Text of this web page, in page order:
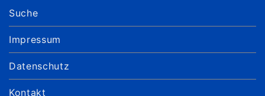
Suche
Impressum
Datenschutz
Kontakt